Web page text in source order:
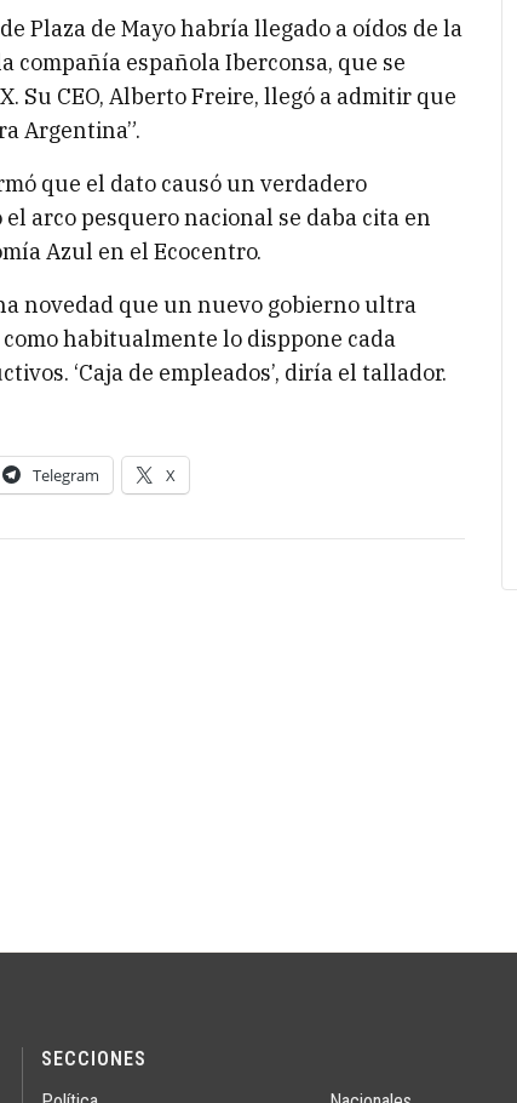
Plaza de Mayo habría llegado a oídos de la
compañía española Iberconsa, que se
Su CEO, Alberto Freire, llegó a admitir que
Argentina”.
que el dato causó un verdadero
arco pesquero nacional se daba cita en
Azul en el Ecocentro.
novedad que un nuevo gobierno ultra
habitualmente lo disppone cada
‘Caja de empleados’, diría el tallador.
Telegram X
SECCIONES